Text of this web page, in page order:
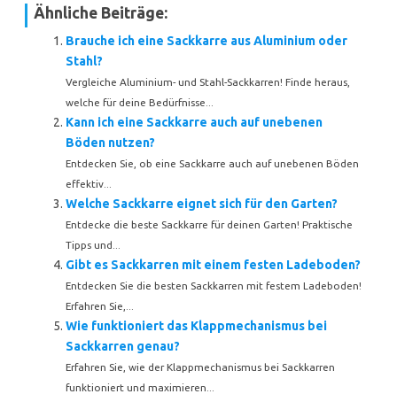
Ähnliche Beiträge:
Brauche ich eine Sackkarre aus Aluminium oder
Stahl?
Vergleiche Aluminium- und Stahl-Sackkarren! Finde heraus,
welche für deine Bedürfnisse...
Kann ich eine Sackkarre auch auf unebenen
Böden nutzen?
Entdecken Sie, ob eine Sackkarre auch auf unebenen Böden
effektiv...
Welche Sackkarre eignet sich für den Garten?
Entdecke die beste Sackkarre für deinen Garten! Praktische
Tipps und...
Gibt es Sackkarren mit einem festen Ladeboden?
Entdecken Sie die besten Sackkarren mit festem Ladeboden!
Erfahren Sie,...
Wie funktioniert das Klappmechanismus bei
Sackkarren genau?
Erfahren Sie, wie der Klappmechanismus bei Sackkarren
funktioniert und maximieren...